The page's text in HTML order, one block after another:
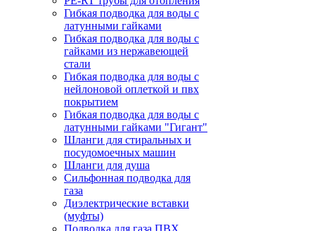
Гибкая подводка для воды с
латунными гайками
Гибкая подводка для воды с
гайками из нержавеющей
стали
Гибкая подводка для воды с
нейлоновой оплеткой и пвх
покрытием
Гибкая подводка для воды с
латунными гайками "Гигант"
Шланги для стиральных и
посудомоечных машин
Шланги для душа
Сильфонная подводка для
газа
Диэлектрические вставки
(муфты)
Подводка для газа ПВХ